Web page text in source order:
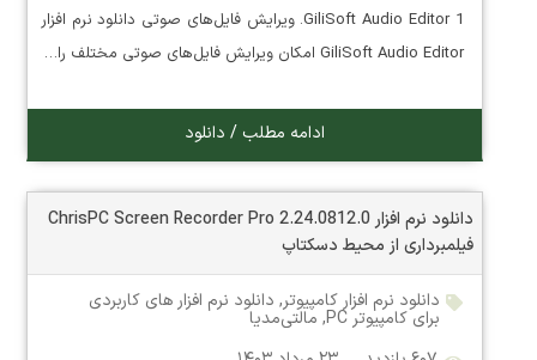
GiliSoft Audio Editor 1. ویرایش فایل‌های صوتی دانلود نرم افزار
GiliSoft Audio Editor امکان ویرایش فایل‌های صوتی مختلف را…
ادامه مطلب / دانلود
دانلود نرم افزار ChrisPC Screen Recorder Pro 2.24.0812.0
فیلمبرداری از محیط دسکتاپ
دانلود نرم افزار کامپیوتر, دانلود نرم افزار های کاربردی
برای کامپیوتر PC , مالتی‌مدیا